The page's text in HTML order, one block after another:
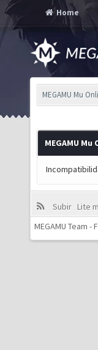
Home
MEGAMU Mu
MEGAMU
Subir Lite
MEGAMU Team